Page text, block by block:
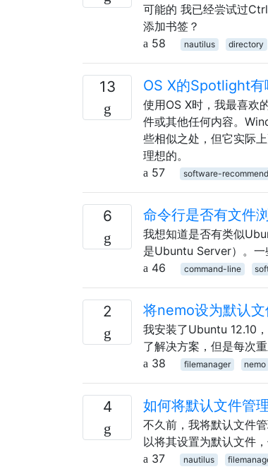
可能的 我已经尝试过
添加书签？
58
nautilus directory
13 OS X的Spotlight
使用OS X时，我最喜欢
件或其他任何内容。
些相似之处，但它实际
理想的。
57
software-
6 命令行是否有文件
我想知道是否有类似
是Ubuntu Server）。一
46
command-line
2 将nemo设为默认
我安装了Ubuntu 12.10
了解决方案，但是每次
38
filemanager nemo
4 如何将默认文件管
不久前，我将默认文件
以将其设置为默认文件
37
nautilus